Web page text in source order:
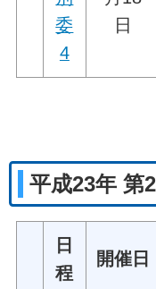
委
4
日
平成23年 第
日
程
開催日